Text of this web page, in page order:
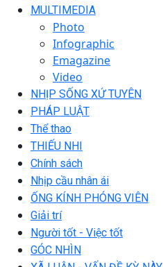
MULTIMEDIA
Photo
Infographic
Emagazine
Video
NHỊP SỐNG XỨ TUYÊN
PHÁP LUẬT
Thể thao
THIẾU NHI
Chính sách
Nhịp cầu nhân ái
ỐNG KÍNH PHÓNG VIÊN
Giải trí
Người tốt - Việc tốt
GÓC NHÌN